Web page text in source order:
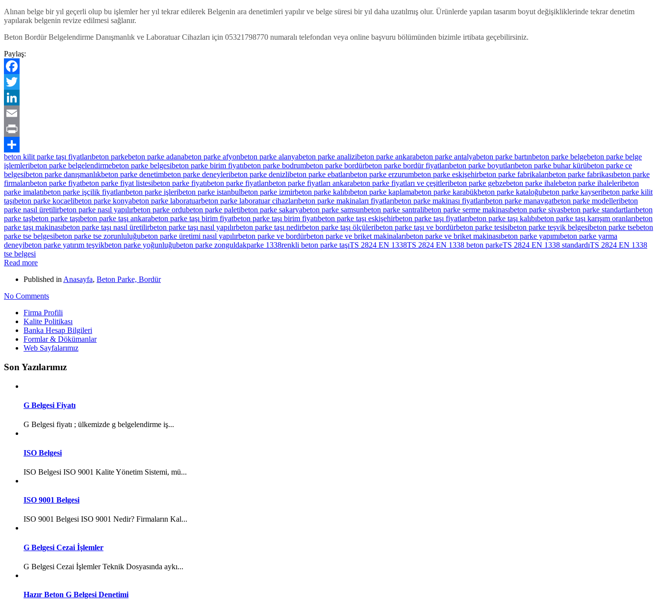
Alınan belge bir yıl geçerli olup bu işlemler her yıl tekrar edilerek Belgenin ara denetimleri yapılır ve belge süresi bir yıl daha uzatılmış olur. Ürünlerde yapılan tasarım boyut değişikliklerinde tekrar denetim
yapılarak belgenin revize edilmesi sağlanır.
Beton Bordür Belgelendirme Danışmanlık ve Laboratuar Cihazları için 05321798770 numaralı telefondan veya online başvuru bölümünden bizimle irtibata geçebilirsiniz.
Paylaş:
Facebook
Twitter
LinkedIn
Email
Print
Share
beton kilit parke taşı fiyatlarıbeton parkebeton parke adanabeton parke afyonbeton parke alanyabeton parke analizibeton parke ankarabeton parke antalyabeton parke bartınbeton parke belgebeton parke belge
işlemleribeton parke belgelendirmebeton parke belgesibeton parke birim fiyatıbeton parke bodrumbeton parke bordürbeton parke bordür fiyatlarıbeton parke boyutlarıbeton parke buhar kürübeton parke ce
belgesibeton parke danışmanlıkbeton parke denetimbeton parke deneyleribeton parke denizlibeton parke ebatlarıbeton parke erzurumbeton parke eskişehirbeton parke fabrikalarıbeton parke fabrikasıbeton parke
firmalarıbeton parke fiyatbeton parke fiyat listesibeton parke fiyatıbeton parke fiyatlarıbeton parke fiyatları ankarabeton parke fiyatları ve çeşitleribeton parke gebzebeton parke ihalebeton parke ihaleleribeton
parke imalatıbeton parke işçilik fiyatlarıbeton parke işleribeton parke istanbulbeton parke izmirbeton parke kalıbıbeton parke kaplamabeton parke karabükbeton parke kataloğubeton parke kayseribeton parke kilit
taşıbeton parke kocaelibeton parke konyabeton parke laboratuarbeton parke laboratuar cihazlarıbeton parke makinaları fiyatlarıbeton parke makinası fiyatlarıbeton parke manavgatbeton parke modelleribeton
parke nasıl üretilirbeton parke nasıl yapılırbeton parke ordubeton parke paletibeton parke sakaryabeton parke samsunbeton parke santralibeton parke serme makinasıbeton parke sivasbeton parke standartlarıbeton
parke taşbeton parke taşıbeton parke taşı ankarabeton parke taşı birim fiyatbeton parke taşı birim fiyatıbeton parke taşı eskişehirbeton parke taşı fiyatlarıbeton parke taşı kalıbıbeton parke taşı karışım oranlarıbeton
parke taşı makinasıbeton parke taşı nasıl üretilirbeton parke taşı nasıl yapılırbeton parke taşı nedirbeton parke taşı ölçüleribeton parke taşı ve bordürbeton parke tesisibeton parke teşvik belgesibeton parke tsebeton
parke tse belgesibeton parke tse zorunluluğubeton parke üretimi nasıl yapılırbeton parke ve bordürbeton parke ve briket makinalarıbeton parke ve briket makinasıbeton parke yapımıbeton parke yarma
deneyibeton parke yatırım teşvikbeton parke yoğunluğubeton parke zonguldakparke 1338renkli beton parke taşıTS 2824 EN 1338TS 2824 EN 1338 beton parkeTS 2824 EN 1338 standardıTS 2824 EN 1338
tse belgesi
Read more
Published inAnasayfa, Beton Parke, Bordür
No Comments
Firma Profili
Kalite Politikası
Banka Hesap Bilgileri
Formlar & Dökümanlar
Web Sayfalarımız
Son Yazılarımız
G Belgesi Fiyatı
G Belgesi fiyatı ; ülkemizde g belgelendirme iş...
ISO Belgesi
ISO Belgesi ISO 9001 Kalite Yönetim Sistemi, mü...
ISO 9001 Belgesi
ISO 9001 Belgesi ISO 9001 Nedir? Firmaların Kal...
G Belgesi Cezai İşlemler
G Belgesi Cezai İşlemler Teknik Dosyasında aykı...
Hazır Beton G Belgesi Denetimi